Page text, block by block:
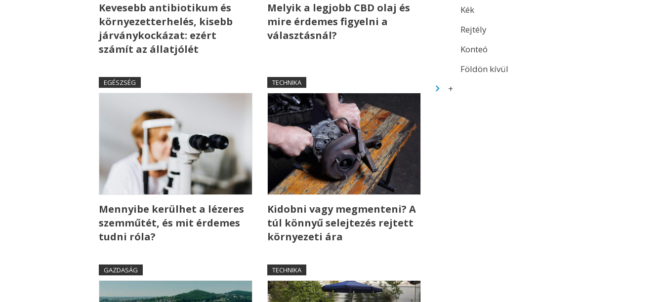
Kevesebb antibiotikum és
környezetterhelés, kisebb
járványkockázat: ezért
számít az állatjólét
Melyik a legjobb CBD olaj és
mire érdemes figyelni a
választásnál?
EGÉSZSÉG
Mennyibe kerülhet a lézeres
szemműtét, és mit érdemes
tudni róla?
TECHNIKA
Kidobni vagy megmenteni? A
túl könnyű selejtezés rejtett
környezeti ára
GAZDASÁG TECHNIKA
Kék
Rejtély
Konteó
Földön kívül
+